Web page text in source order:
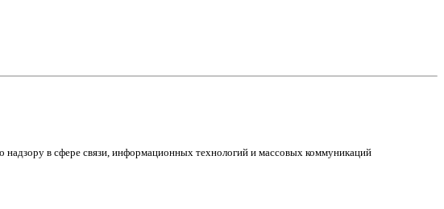
в сфере связи, информационных технологий и массовых коммуникаций